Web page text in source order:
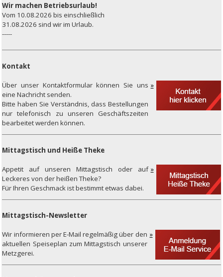
Wir machen Betriebsurlaub!
Vom 10.08.2026 bis einschließlich
31.08.2026 sind wir im Urlaub.
-----
Kontakt
Über unser Kontaktformular können Sie uns
eine Nachricht senden.
Bitte haben Sie Verständnis, dass Bestellungen
nur telefonisch zu unseren Geschäftszeiten
bearbeitet werden können.
Mittagstisch und Heiße Theke
Appetit auf unseren Mittagstisch oder auf
Leckeres von der heißen Theke?
Für Ihren Geschmack ist bestimmt etwas dabei.
Mittagstisch-Newsletter
Wir informieren per E-Mail regelmäßig über den
aktuellen Speiseplan zum Mittagstisch unserer
Metzgerei.